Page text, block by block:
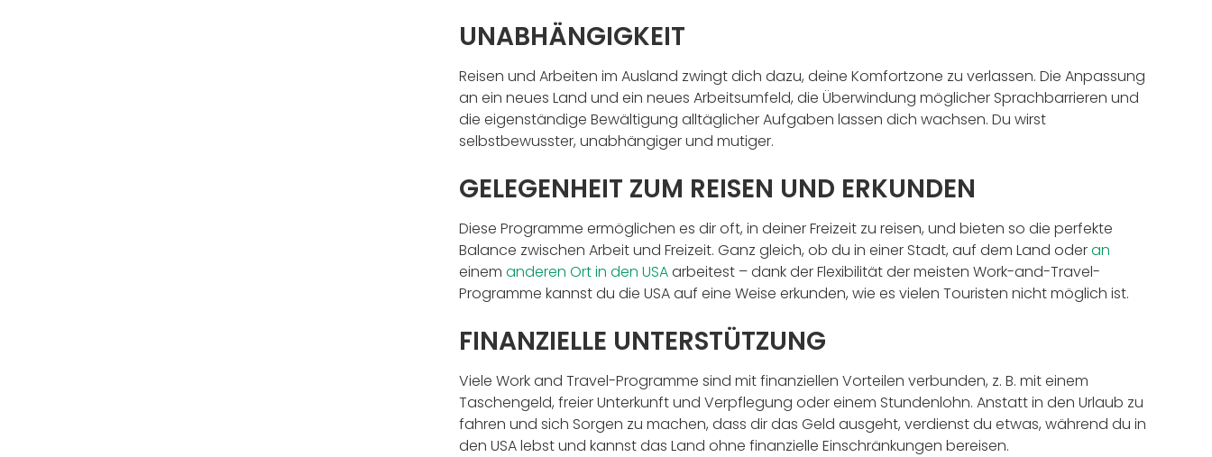
UNABHÄNGIGKEIT
Reisen und Arbeiten im Ausland zwingt dich dazu, deine Komfortzone zu verlassen. Die Anpassung
an ein neues Land und ein neues Arbeitsumfeld, die Überwindung möglicher Sprachbarrieren und
die eigenständige Bewältigung alltäglicher Aufgaben lassen dich wachsen. Du wirst
selbstbewusster, unabhängiger und mutiger.
GELEGENHEIT ZUM REISEN UND ERKUNDEN
Diese Programme ermöglichen es dir oft, in deiner Freizeit zu reisen, und bieten so die perfekte
Balance zwischen Arbeit und Freizeit. Ganz gleich, ob du in einer Stadt, auf dem Land oderan
einem anderen Ort in den USAarbeitest – dank der Flexibilität der meisten Work-and-Travel-
Programme kannst du die USA auf eine Weise erkunden, wie es vielen Touristen nicht möglich ist.
FINANZIELLE UNTERSTÜTZUNG
Viele Work and Travel-Programme sind mit finanziellen Vorteilen verbunden, z. B. mit einem
Taschengeld, freier Unterkunft und Verpflegung oder einem Stundenlohn. Anstatt in den Urlaub zu
fahren und sich Sorgen zu machen, dass dir das Geld ausgeht, verdienst du etwas, während du in
den USA lebst und kannst das Land ohne finanzielle Einschränkungen bereisen.